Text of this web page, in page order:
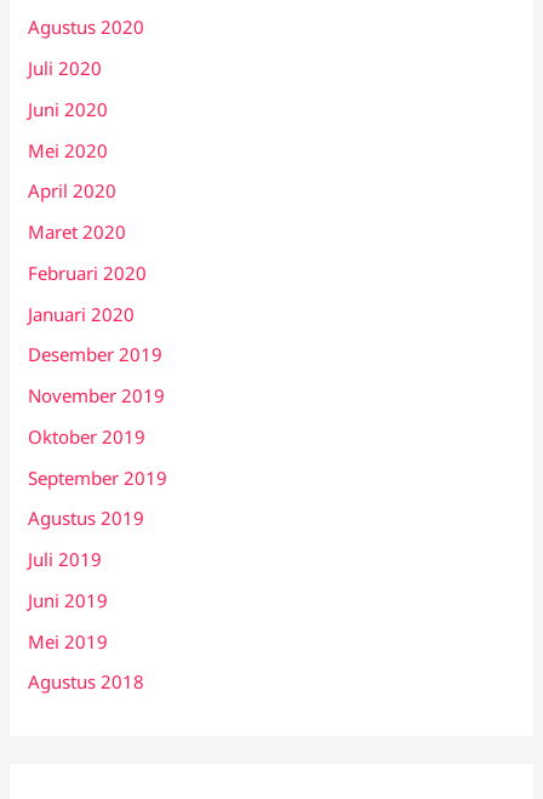
Agustus 2020
Juli 2020
Juni 2020
Mei 2020
April 2020
Maret 2020
Februari 2020
Januari 2020
Desember 2019
November 2019
Oktober 2019
September 2019
Agustus 2019
Juli 2019
Juni 2019
Mei 2019
Agustus 2018